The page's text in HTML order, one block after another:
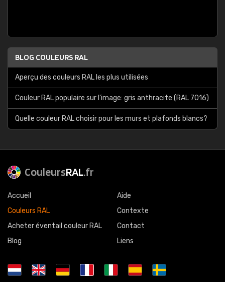
BLOG COULEURS RAL
Aperçu des couleurs RAL les plus utilisées
Couleur RAL populaire sur l'image: gris anthracite (RAL 7016)
Quelle couleur RAL choisir pour les murs et plafonds blancs?
CouleursRAL.fr
Accueil
Couleurs RAL
Acheter éventail couleur RAL
Blog
Aide
Contexte
Contact
Liens